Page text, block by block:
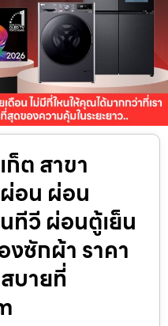
ต สาขา
ผ่อน ผ่อน
ทีวี ผ่อนตู้เย็น
งซักผ้า ราคา
บายที่